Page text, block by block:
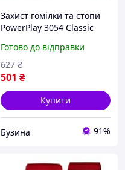
Захист гомілки та стопи
PowerPlay 3054 Classic
Готово до відправки
501 ₴
627 ₴
Купити
Бузина 91%